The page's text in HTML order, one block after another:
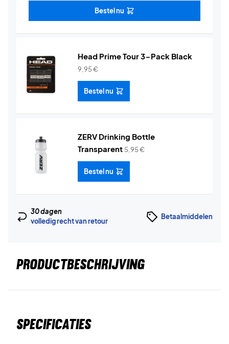
Bestel nu
Head Prime Tour 3-Pack Black
9,95€
Bestel nu
ZERV Drinking Bottle
Transparent 5,95€
Bestel nu
30 dagen
volledig recht van retour
Betaalmiddelen
PRODUCTBESCHRIJVING
Specificaties